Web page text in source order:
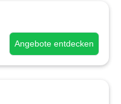
Angebote entdecken